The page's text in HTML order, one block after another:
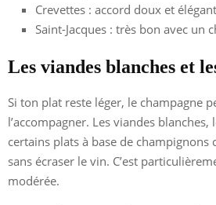
Crevettes : accord doux et
Saint-Jacques : très bon avec un
Les viandes blanches et
Si ton plat reste léger, le champagne
l’accompagner. Les viandes
certains plats à base de
sans écraser le vin. C’est
modérée.